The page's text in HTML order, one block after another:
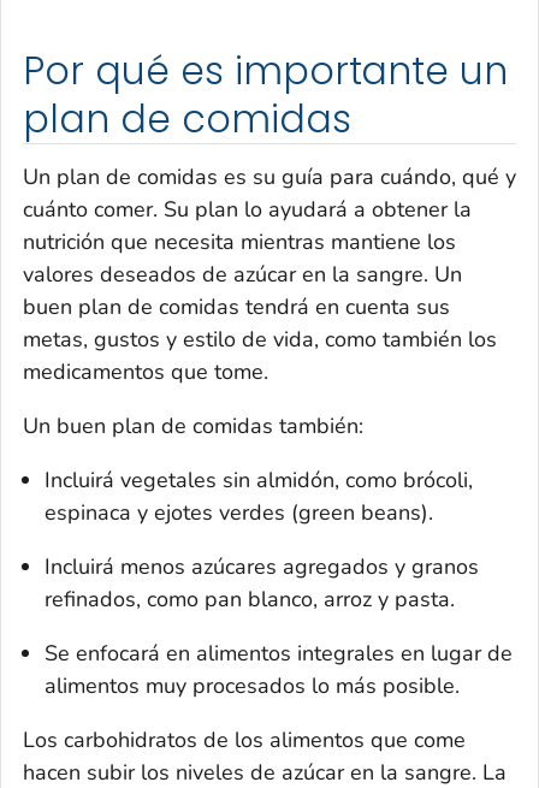
Por qué es importante un
plan de comidas
Un plan de comidas es su guía para cuándo, qué y
cuánto comer. Su plan lo ayudará a obtener la
nutrición que necesita mientras mantiene los
valores deseados de azúcar en la sangre. Un
buen plan de comidas tendrá en cuenta sus
metas, gustos y estilo de vida, como también los
medicamentos que tome.
Un buen plan de comidas también:
Incluirá vegetales sin almidón, como brócoli,
espinaca y ejotes verdes (green beans).
Incluirá menos azúcares agregados y granos
refinados, como pan blanco, arroz y pasta.
Se enfocará en alimentos integrales en lugar de
alimentos muy procesados lo más posible.
Los carbohidratos de los alimentos que come
hacen subir los niveles de azúcar en la sangre. La